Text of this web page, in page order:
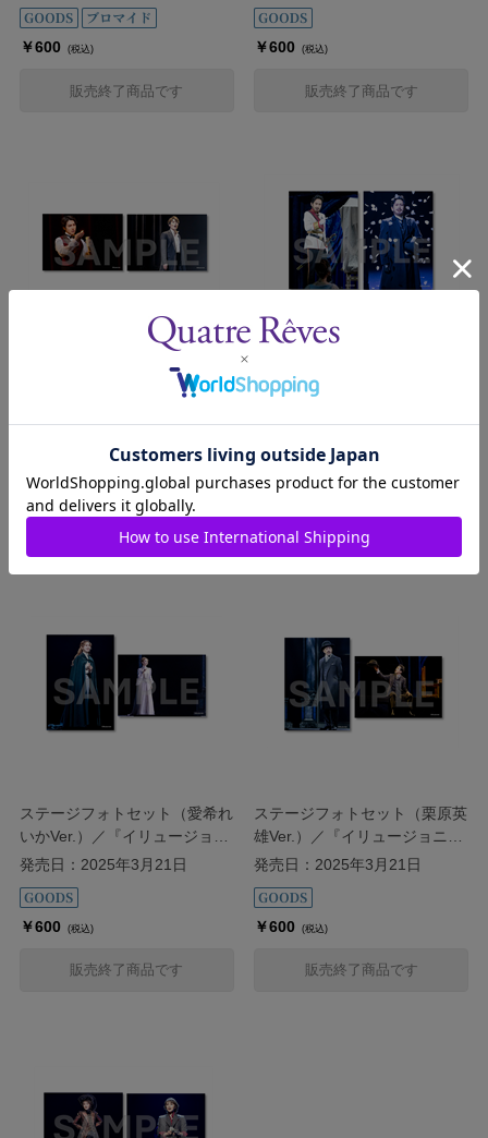
￥600 (税込)
販売終了商品です
￥600 (税込)
販売終了商品です
ステージフォトセット（海宝直
人Ver.②）／『イリュージョニ
発売日：2025年3月21日
￥600 (税込)
販売終了商品です
ステージフォトセット（成河
Ver.）／『イリュージョニス
発売日：2025年3月21日
￥600 (税込)
販売終了商品です
ステージフォトセット（愛希れ
いかVer.）／『イリュージョニ
スト』
発売日：2025年3月21日
￥600 (税込)
販売終了商品です
ステージフォトセット（栗原英
雄Ver.）／『イリュージョニス
ト』
発売日：2025年3月21日
￥600 (税込)
販売終了商品です